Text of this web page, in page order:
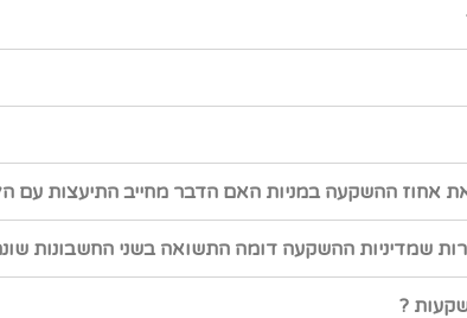
אחוז ההשקעה במניות האם הדבר מחייב התיעצות עם
שמדיניות ההשקעה דומה התשואה בשני החשבונות
?